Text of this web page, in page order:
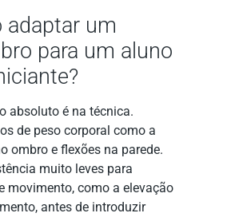
adaptar um
para um aluno
absoluto é na técnica.
de peso corporal como a
ombro e flexões na parede.
muito leves para
movimento, como a elevação
antes de introduzir